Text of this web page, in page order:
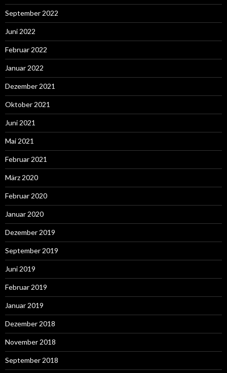
September 2022
Juni 2022
Februar 2022
Januar 2022
Dezember 2021
Oktober 2021
Juni 2021
Mai 2021
Februar 2021
März 2020
Februar 2020
Januar 2020
Dezember 2019
September 2019
Juni 2019
Februar 2019
Januar 2019
Dezember 2018
November 2018
September 2018